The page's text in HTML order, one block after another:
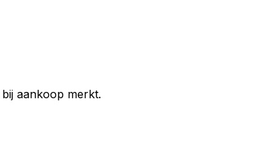
aankoop merkt.